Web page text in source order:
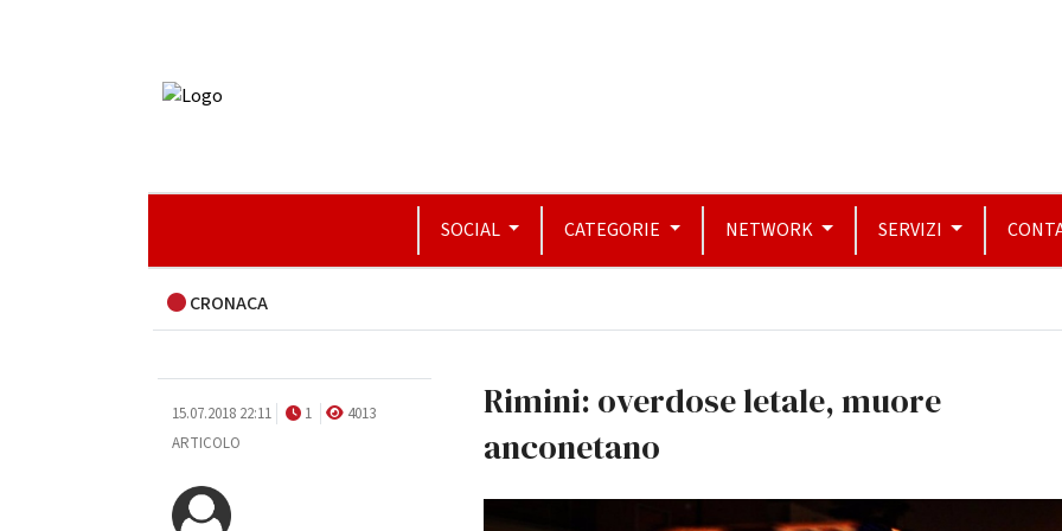
SOCIAL CATEGORIE NETWORK SERVIZI
CRONACA
15.07.2018 22:11 1
4013
ARTICOLO
Rimini: overdose letale, muore
anconetano